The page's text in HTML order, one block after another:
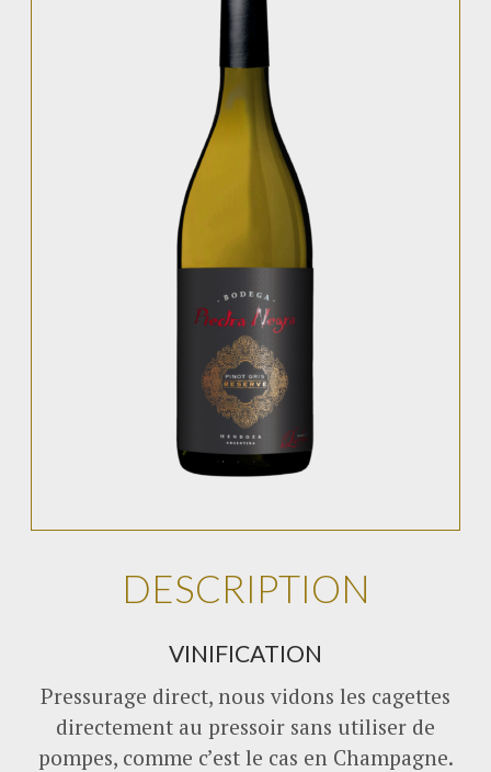
DESCRIPTION
VINIFICATION
Pressurage direct, nous vidons les cagettes
directement au pressoir sans utiliser de
pompes, comme c’est le cas en Champagne.